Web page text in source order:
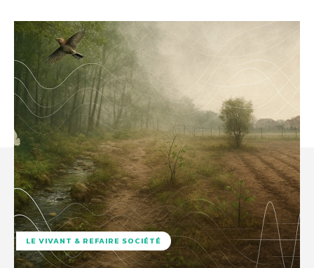
LE VIVANT & REFAIRE SOCIÉTÉ